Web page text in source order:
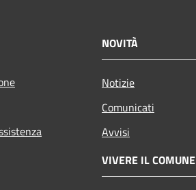
NOVITÀ
Notizie
Comunicati
Avvisi
VIVERE IL COMUNE